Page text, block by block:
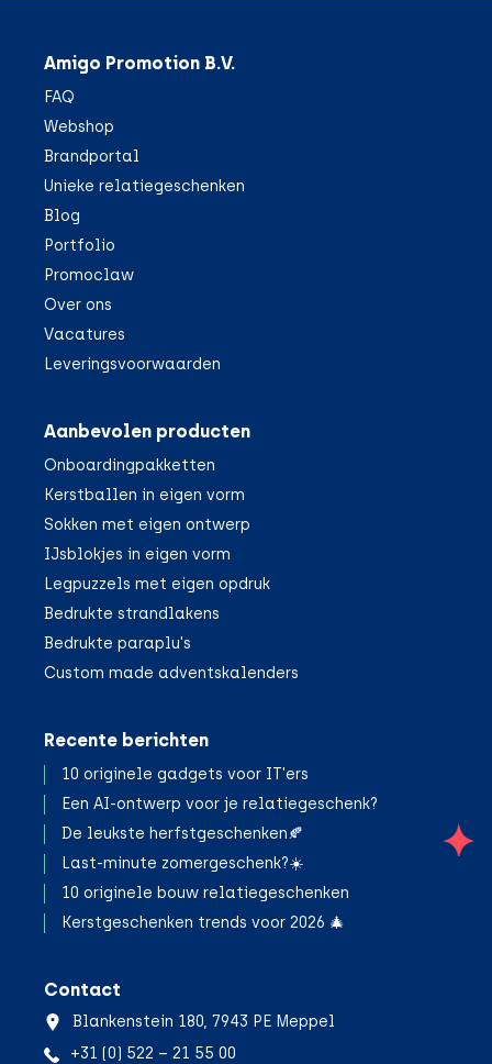
Amigo Promotion B.V.
FAQ
Webshop
Brandportal
Unieke relatiegeschenken
Blog
Portfolio
Promoclaw
Over ons
Vacatures
Leveringsvoorwaarden
Aanbevolen producten
Onboardingpakketten
Kerstballen in eigen vorm
Sokken met eigen ontwerp
IJsblokjes in eigen vorm
Legpuzzels met eigen opdruk
Bedrukte strandlakens
Bedrukte paraplu's
Custom made adventskalenders
Recente berichten
10 originele gadgets voor IT'ers
Een AI-ontwerp voor je relatiegeschenk?
De leukste herfstgeschenken🍂
Last-minute zomergeschenk?☀️
10 originele bouw relatiegeschenken
Kerstgeschenken trends voor 2026 🎄
Contact
Blankenstein 180, 7943 PE Meppel
+31 (0) 522 – 21 55 00
;